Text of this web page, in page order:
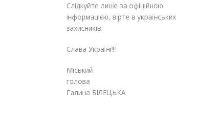
Слідкуйте лише за офіційною
інформацією, вірте в українських
захисників.
Слава Україні!!!
Міський
голова
Галина БІЛЕЦЬКА